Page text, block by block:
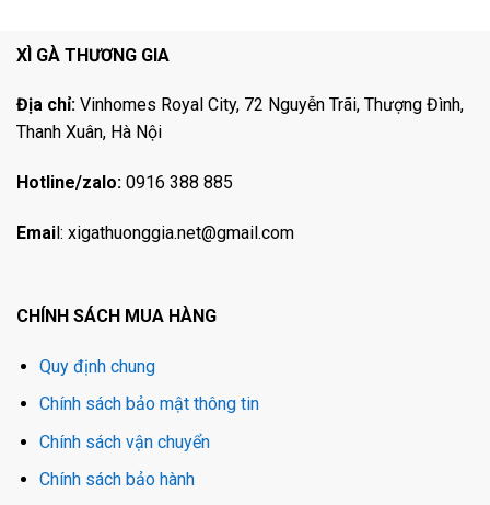
XÌ GÀ THƯƠNG GIA
Địa chỉ: Vinhomes Royal City, 72 Nguyễn Trãi, Thượng Đình,
Thanh Xuân, Hà Nội
Hotline/zalo: 0916 388 885
Email: xigathuonggia.net@gmail.com
CHÍNH SÁCH MUA HÀNG
Quy định chung
Chính sách bảo mật thông tin
Chính sách vận chuyển
Chính sách bảo hành